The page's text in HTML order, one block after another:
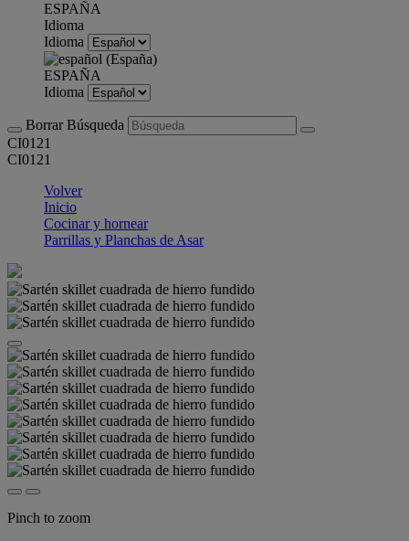
ESPAÑA
Idioma
Idioma
ESPAÑA
Idioma
Borrar Búsqueda
CI0121
CI0121
Volver
Inicio
Cocinar y hornear
Parrillas y Planchas de Asar
Pinch to zoom